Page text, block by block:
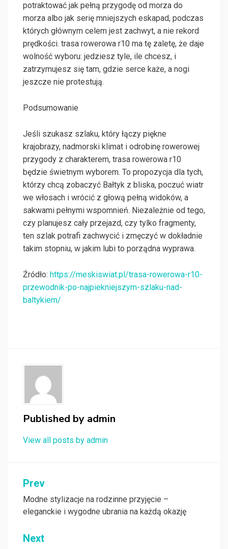
potraktować jak pełną przygodę od morza do
morza albo jak serię mniejszych eskapad, podczas
których głównym celem jest zachwyt, a nie rekord
prędkości. trasa rowerowa r10 ma tę zaletę, że daje
wolność wyboru: jedziesz tyle, ile chcesz, i
zatrzymujesz się tam, gdzie serce każe, a nogi
jeszcze nie protestują.
Podsumowanie
Jeśli szukasz szlaku, który łączy piękne
krajobrazy, nadmorski klimat i odrobinę rowerowej
przygody z charakterem, trasa rowerowa r10
będzie świetnym wyborem. To propozycja dla tych,
którzy chcą zobaczyć Bałtyk z bliska, poczuć wiatr
we włosach i wrócić z głową pełną widoków, a
sakwami pełnymi wspomnień. Niezależnie od tego,
czy planujesz cały przejazd, czy tylko fragmenty,
ten szlak potrafi zachwycić i zmęczyć w dokładnie
takim stopniu, w jakim lubi to porządna wyprawa.
Źródło: https://meskiswiat.pl/trasa-rowerowa-r10-
przewodnik-po-najpiekniejszym-szlaku-nad-
baltykiem/
Published by admin
View all posts by admin
Nawigacja
wpisu
Prev
Modne stylizacje na rodzinne przyjęcie –
eleganckie i wygodne ubrania na każdą okazję
Next